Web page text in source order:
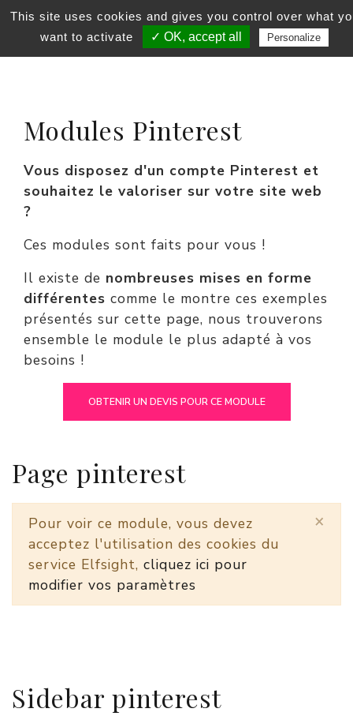
Modules Pinterest
Vous disposez d'un compte Pinterest et
souhaitez le valoriser sur votre site web
?
Ces modules sont faits pour vous !
Il existe de nombreuses mises en forme
différentes comme le montre ces exemples
présentés sur cette page, nous trouverons
ensemble le module le plus adapté à vos
besoins !
OBTENIR UN DEVIS POUR CE MODULE
Page pinterest
Pour voir ce module, vous devez
acceptez l'utilisation des cookies du
service Elfsight, cliquez ici pour
modifier vos paramètres
×
Sidebar pinterest
This site uses cookies and gives you control over what
want to activate
✓ OK, accept all Personalize